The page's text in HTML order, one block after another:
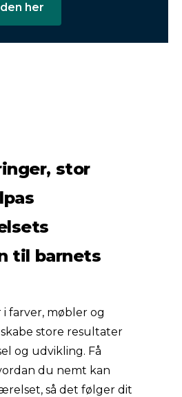
her
stor
til barnets
farver, møbler og
store resultater
og udvikling. Få
du nemt kan
så det følger dit